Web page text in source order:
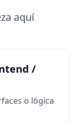
aquí
/
o lógica